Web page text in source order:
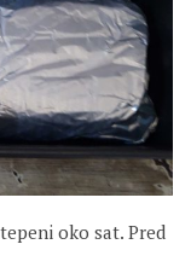
oko sat. Pred